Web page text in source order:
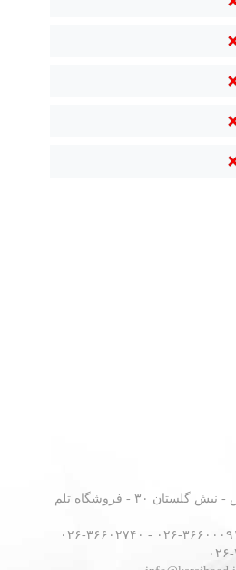
کرج - جاده فردیس - نبش گلستان ۳۰ - فروشگاه تلم